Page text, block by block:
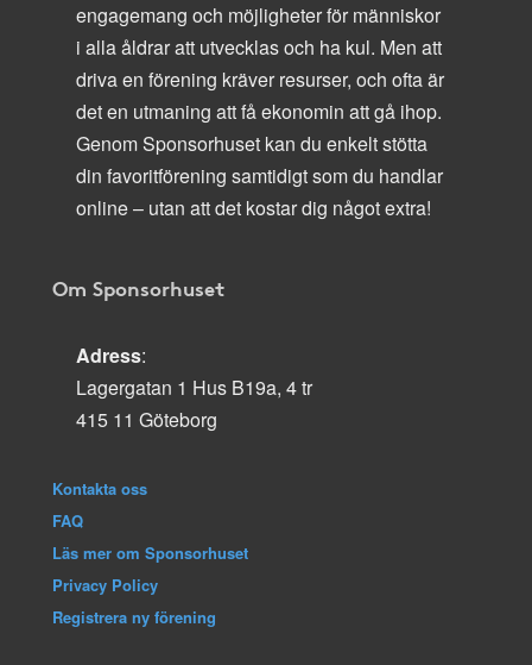
engagemang och möjligheter för människor
i alla åldrar att utvecklas och ha kul. Men att
driva en förening kräver resurser, och ofta är
det en utmaning att få ekonomin att gå ihop.
Genom Sponsorhuset kan du enkelt stötta
din favoritförening samtidigt som du handlar
online – utan att det kostar dig något extra!
Om Sponsorhuset
Adress:
Lagergatan 1 Hus B19a, 4 tr
415 11 Göteborg
Kontakta oss
FAQ
Läs mer om Sponsorhuset
Privacy Policy
Registrera ny förening